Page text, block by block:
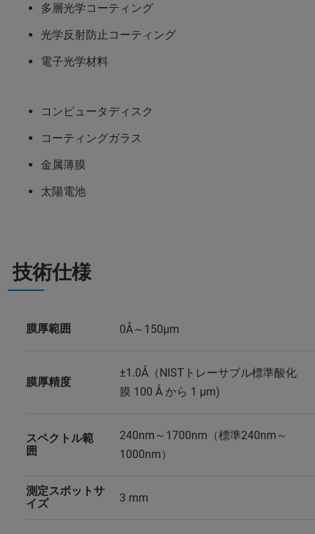
多層光学コーティング
光学反射防止コーティング
電子光学材料
コンピュータディスク
コーティングガラス
金属薄膜
太陽電池
技術仕様
膜厚範囲 0Å～150µm
膜厚精度
±1.0Å（NISTトレーサブル標準酸化
膜 100 Å から 1 µm)
スペクトル範
囲
240nm～1700nm（標準240nm～
1000nm）
測定スポットサ
イズ
3 mm